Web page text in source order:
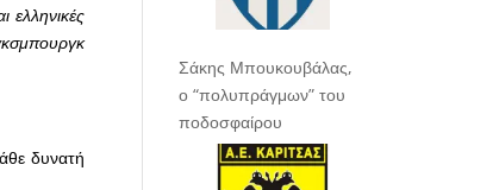
ελληνικές
δυνατή
Σάκης Μπουκουβάλας,
ο “πολυπράγμων” του
ποδοσφαίρου